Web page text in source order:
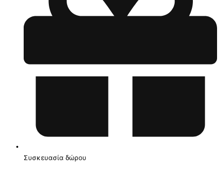
Συσκευασία δώρου